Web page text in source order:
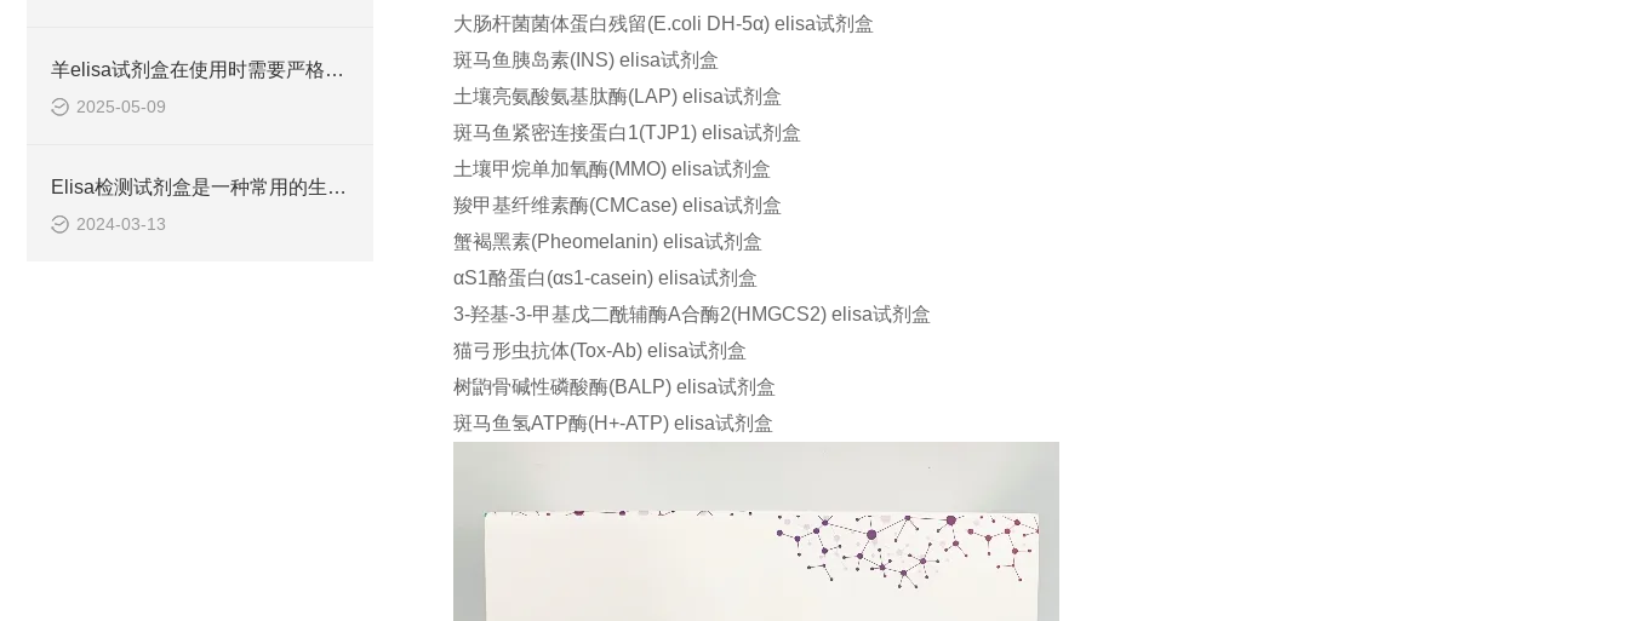
羊elisa试剂盒在使用时需要严格遵守流程
2025-05-09
Elisa检测试剂盒是一种常用的生物化学分析技术
2024-03-13
大肠杆菌菌体蛋白残留(E.coli DH-5α) elisa试剂盒
斑马鱼胰岛素(INS) elisa试剂盒
土壤亮氨酸氨基肽酶(LAP) elisa试剂盒
斑马鱼紧密连接蛋白1(TJP1) elisa试剂盒
土壤甲烷单加氧酶(MMO) elisa试剂盒
羧甲基纤维素酶(CMCase) elisa试剂盒
蟹褐黑素(Pheomelanin) elisa试剂盒
αS1酪蛋白(αs1-casein) elisa试剂盒
3-羟基-3-甲基戊二酰辅酶A合酶2(HMGCS2) elisa试剂盒
猫弓形虫抗体(Tox-Ab) elisa试剂盒
树鼩骨碱性磷酸酶(BALP) elisa试剂盒
斑马鱼氢ATP酶(H+-ATP) elisa试剂盒